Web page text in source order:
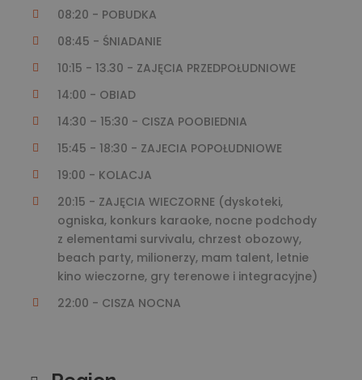
08:20 - POBUDKA
08:45 - ŚNIADANIE
10:15 - 13.30 - ZAJĘCIA PRZEDPOŁUDNIOWE
14:00 - OBIAD
14:30 – 15:30 - CISZA POOBIEDNIA
15:45 - 18:30 - ZAJECIA POPOŁUDNIOWE
19:00 - KOLACJA
20:15 - ZAJĘCIA WIECZORNE (dyskoteki,
ogniska, konkurs karaoke, nocne podchody
z elementami survivalu, chrzest obozowy,
beach party, milionerzy, mam talent, letnie
kino wieczorne, gry terenowe i integracyjne)
22:00 - CISZA NOCNA